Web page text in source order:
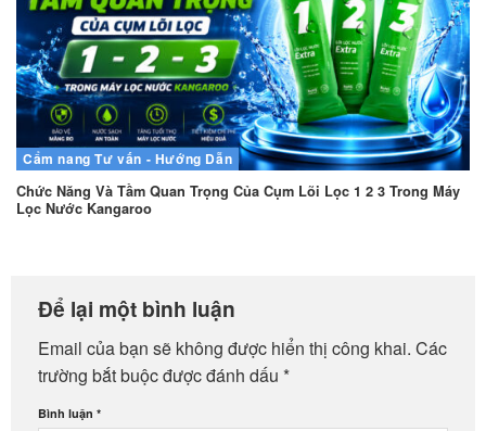
Cẩm nang Tư vấn - Hướng Dẫn
Chức Năng Và Tầm Quan Trọng Của Cụm Lõi Lọc 1 2 3 Trong Máy
Lọc Nước Kangaroo
Để lại một bình luận
Email của bạn sẽ không được hiển thị công khai. Các
trường bắt buộc được đánh dấu *
Bình luận *